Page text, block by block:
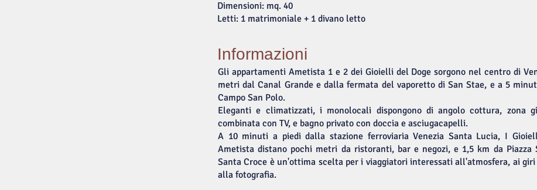
Dimensioni: mq. 40
Letti: 1 matrimoniale + 1 divano letto
Informazioni
Gli appartamenti Ametista 1 e 2 dei Gioielli del Doge sorgono nel centro di
metri dal Canal Grande e dalla fermata del vaporetto di San Stae, e a 5
Campo San Polo.
Eleganti e climatizzati, i monolocali dispongono di angolo cottura, zona
combinata con TV, e bagno privato con doccia e asciugacapelli.
A 10 minuti a piedi dalla stazione ferroviaria Venezia Santa Lucia, I
Ametista distano pochi metri da ristoranti, bar e negozi, e 1,5 km da Piazza
Santa Croce è un'ottima scelta per i viaggiatori interessati all'atmosfera, ai
alla fotografia.